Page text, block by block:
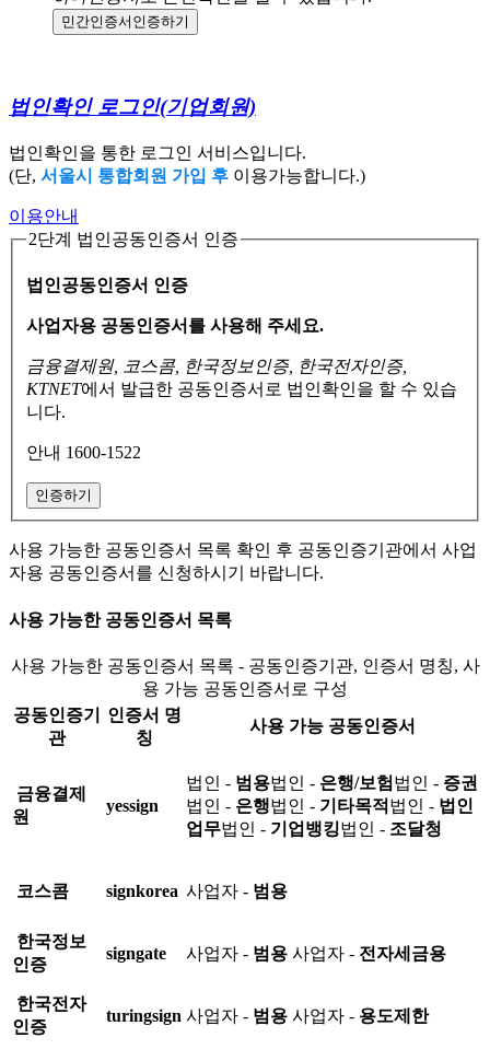
민간인증서 인증하기
법인확인 로그인(기업회원)
법인확인을 통한 로그인 서비스입니다.
(단, 서울시 통합회원 가입 후 이용가능합니다.)
이용안내
2단계 법인공동인증서 인증
법인공동인증서 인증
사업자용 공동인증서를 사용해 주세요.
금융결제원, 코스콤, 한국정보인증, 한국전자인증,
KTNET에서 발급한 공동인증서로 법인확인을 할 수 있습
니다.
안내 1600-1522
인증하기
사용 가능한 공동인증서 목록 확인 후 공동인증기관에서 사업
자용 공동인증서를 신청하시기 바랍니다.
사용 가능한 공동인증서 목록
사용 가능한 공동인증서 목록 - 공동인증기관, 인증서 명칭, 사
용 가능 공동인증서로 구성
공동인증기
관
인증서 명
칭
사용 가능 공동인증서
금융결제
원
yessign
법인 - 범용법인 - 은행/보험 법인 - 증권
법인 - 은행법인 - 기타목적 법인 - 법인
업무법인 - 기업뱅킹법인 - 조달청
코스콤 signkorea 사업자 - 범용
한국정보
인증
signgate 사업자 - 범용 사업자 - 전자세금용
한국전자
인증
turingsign 사업자 - 범용 사업자 - 용도제한